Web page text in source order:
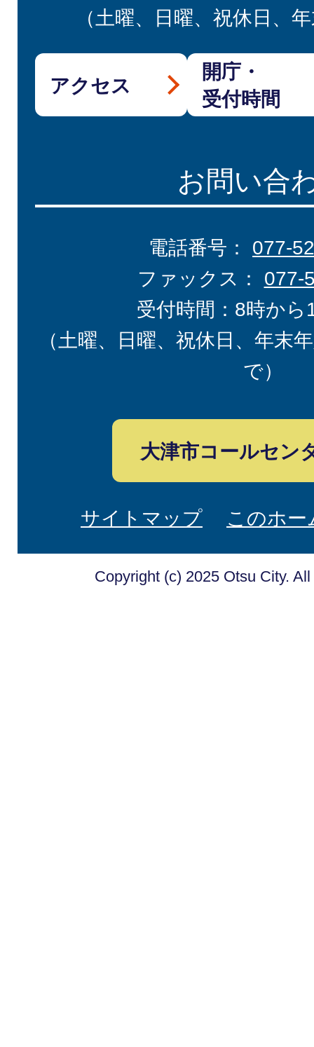
（土曜、日曜、祝休日、
アクセス
開庁・
受付時間
お問い合
電話番号： 077-
ファックス： 077-
受付時間：8時から
（土曜、日曜、祝休日、年末
で）
大津市コールセン
サイトマップ このホ
Copyright (c) 2025 Otsu City.